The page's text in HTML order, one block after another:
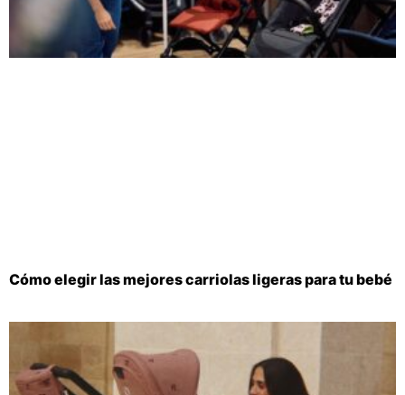
Cómo elegir las mejores carriolas ligeras para tu bebé